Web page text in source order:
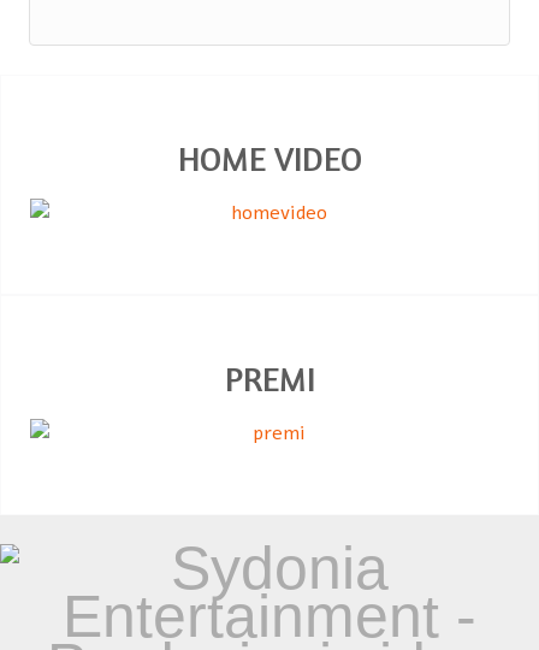
HOME VIDEO
PREMI